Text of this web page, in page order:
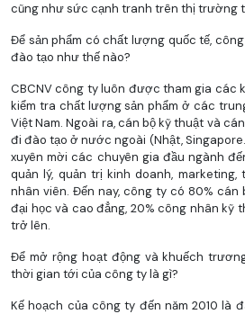
cũng như sức cạnh tranh trên thị trường
Để sản phẩm có chất lượng quốc tế,
đào tạo như thế nào?
CBCNV công ty luôn được tham gia các
kiểm tra chất lượng sản phẩm ở các
Việt Nam. Ngoài ra, cán bộ kỹ thuật và
đi đào tạo ở nước ngoài (Nhật,
xuyên mời các chuyên gia đầu ngành
quản lý, quản trị kinh doanh,
nhân viên. Đến nay, công ty có 80%
đại học và cao đẳng, 20% công nhân kỹ
trở lên.
Để mở rộng hoạt động và khuếch
thời gian tới của công ty là gì?
Kế hoạch của công ty đến năm 2010 là